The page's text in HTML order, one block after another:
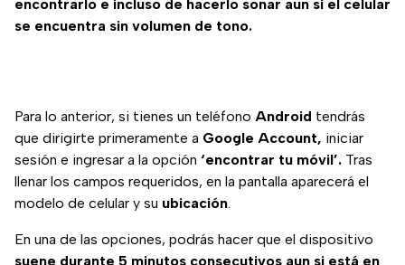
encontrarlo e incluso de hacerlo sonar aun si el celular
se encuentra sin volumen de tono.
Para lo anterior, si tienes un teléfono Android tendrás
que dirigirte primeramente a Google Account, iniciar
sesión e ingresar a la opción ‘encontrar tu móvil’. Tras
llenar los campos requeridos, en la pantalla aparecerá el
modelo de celular y su ubicación.
En una de las opciones, podrás hacer que el dispositivo
suene durante 5 minutos consecutivos aun si está en